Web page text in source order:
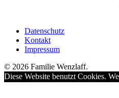
Datenschutz
Kontakt
Impressum
© 2026 Familie Wenzlaff.
Diese Website benutzt Cookies.